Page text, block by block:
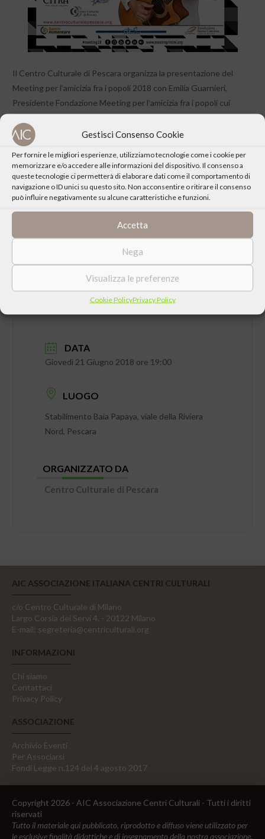
Gestisci Consenso Cookie
Per fornire le migliori esperienze, utilizziamo tecnologie come i cookie per
memorizzare e/o accedere alle informazioni del dispositivo. Il consenso a
queste tecnologie ci permetterà di elaborare dati come il comportamento di
navigazione o ID unici su questo sito. Non acconsentire o ritirare il consenso
può influire negativamente su alcune caratteristiche e funzioni.
Accetta
Nega
Visualizza le preferenze
Cookie PolicyPrivacy Policy
Il Centro Culturale di Pescara organizza la presentazione del
Meeting per l’amicizia fra i popoli 2018 con Emilia Guarnieri,
Presidente Fondazione Meeting per l’amicizia fra i popoli cui
seguirà lo spettacolo con ‘Nduccio.
CONDIVIDI QUESTO EVENTO
DATA
Giovedì 21 Giugno 2018 ore 19:00
LUOGO
Stabilimento Baia Papaya, viale della Riviera
Nord, Pescara
ORGANIZZATO DA
Centro Culturale di Pescara
AIC ASSOCIAZIONE ITALIANA CENTRI CULTURALI
c/o Centro Culturale di Milano
Largo Corsia dei Servi 4, - 20122 Milano
E-mail: segreteria@centriculturali.org
INFORMAZIONI
Chi siamo
Contattaci
Privacy Policy
ASSOCIAZIONE
Archivio Eventi
Per Associarsi
Fondi Legge n.124 del 4 agosto 2017
Copyright 2026 - AIC Associazione Centri Culturali - Tutti i diritti
riservati
Tutto il materiale qui pubblicato, riprodotto e diffuso viene utilizzato per
le esclusive finalità didattiche e di insegnamento della nostra associazione,